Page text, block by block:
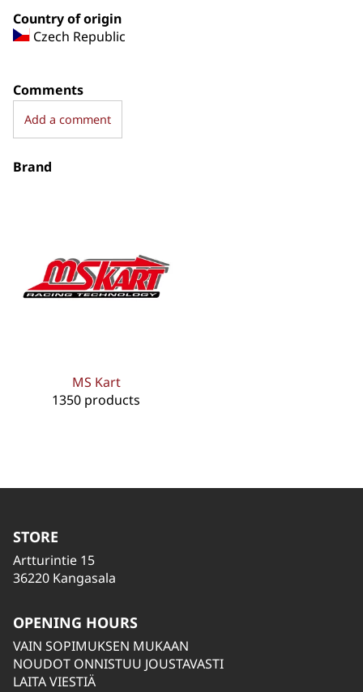
Country of origin
Czech Republic
Comments
Add a comment
Brand
MS Kart
1350 products
STORE
Artturintie 15
36220 Kangasala
OPENING HOURS
VAIN SOPIMUKSEN MUKAAN
NOUDOT ONNISTUU JOUSTAVASTI
LAITA VIESTIÄ